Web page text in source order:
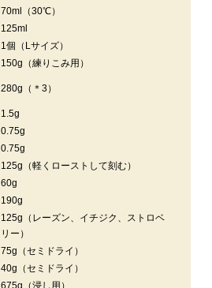
70ml（30℃）
125ml
1個（Lサイズ）
150g（練りこみ用）
280g（＊3）
1.5g
0.75g
0.75g
125g（軽くローストして刻む）
60g
190g
125g（レーズン、イチジク、ストロベ
リー）
75g（セミドライ）
40g（セミドライ）
675g（浸し用）